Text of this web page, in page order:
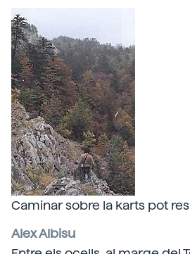
Caminar sobre la karts pot
Alex Albisu